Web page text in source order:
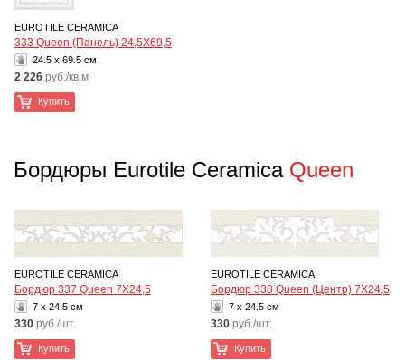
EUROTILE CERAMICA
333 Queen (Панель) 24,5Х69,5
24.5 x 69.5 см
2 226 руб./кв.м
Купить
Бордюры Eurotile Ceramica Queen
EUROTILE CERAMICA
Бордюр 337 Queen 7Х24,5
7 x 24.5 см
330 руб./шт.
Купить
EUROTILE CERAMICA
Бордюр 338 Queen (Центр) 7Х24,5
7 x 24.5 см
330 руб./шт.
Купить